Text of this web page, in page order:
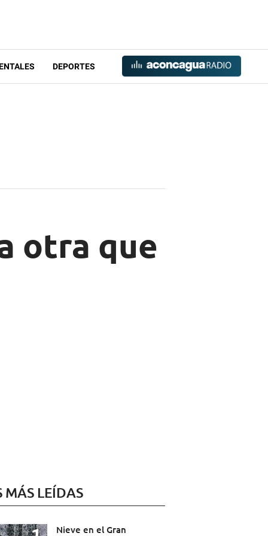
DEPORTES
otra que
MÁS LEÍDAS
Nieve en el Gran